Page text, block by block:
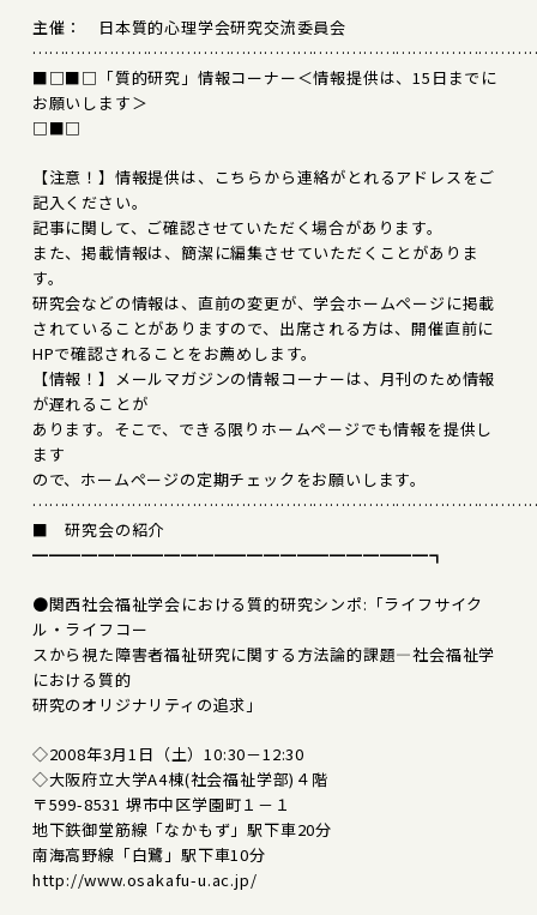
主催： 日本質的心理学会研究交流委員会
■□■□「質的研究」情報コーナー＜情報提供は、15日までに
お願いします＞
□■□
【注意！】情報提供は、こちらから連絡がとれるアドレスをご
記入ください。
記事に関して、ご確認させていただく場合があります。
また、掲載情報は、簡潔に編集させていただくことがありま
す。
研究会などの情報は、直前の変更が、学会ホームページに掲載
されていることがありますので、出席される方は、開催直前に
HPで確認されることをお薦めします。
【情報！】メールマガジンの情報コーナーは、月刊のため情報
が遅れることが
あります。そこで、できる限りホームページでも情報を提供し
ます
ので、ホームページの定期チェックをお願いします。
■ 研究会の紹介
━━━━━━━━━━━━━━━━━━━━━━━━┓
●関西社会福祉学会における質的研究シンポ:「ライフサイク
ル・ライフコー
スから視た障害者福祉研究に関する方法論的課題―社会福祉学
における質的
研究のオリジナリティの追求」
◇2008年3月1日（土）10:30－12:30
◇大阪府立大学A4棟(社会福祉学部)４階
〒599-8531 堺市中区学園町１－１
地下鉄御堂筋線「なかもず」駅下車20分
南海高野線「白鷺」駅下車10分
http://www.osakafu-u.ac.jp/